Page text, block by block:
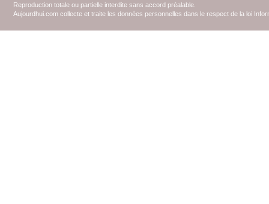
Reproduction totale ou partielle interdite sans accord préalable.
Aujourdhui.com collecte et traite les données personnelles dans le respect de la loi